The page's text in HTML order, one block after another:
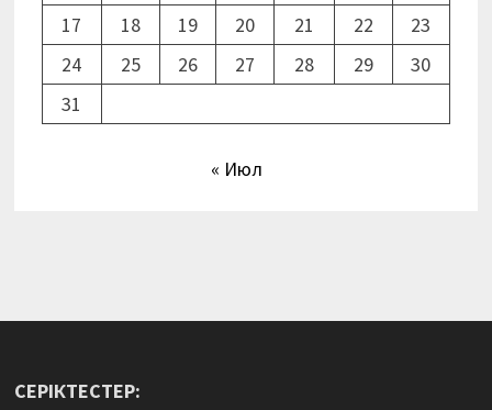
17
18 19 20 21 22
23
24
25 26 27 28 29
30
31
« Июл
СЕРІКТЕСТЕР: